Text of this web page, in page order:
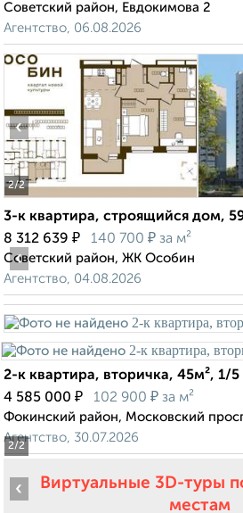
Советский район, Евдокимова 2
Агентство, 06.08.2026
2/2
‹
3-к квартира, строящийся дом,
8 312 639 ₽ 140 700 ₽ за м²
Советский район, ЖК Особин
Агентство, 04.08.2026
2/2
‹
2-к квартира, вторичка, 45м², 1/
4 585 000 ₽ 102 900 ₽ за м²
Фокинский район, Московский
Агентство, 30.07.2026
Виртуальные 3D-туры
местам
‹